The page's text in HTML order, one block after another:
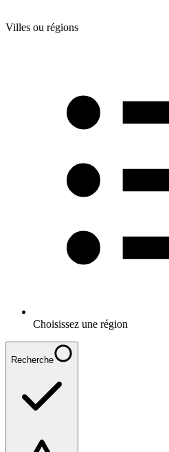
Villes ou régions
Choisissez une région
Recherche